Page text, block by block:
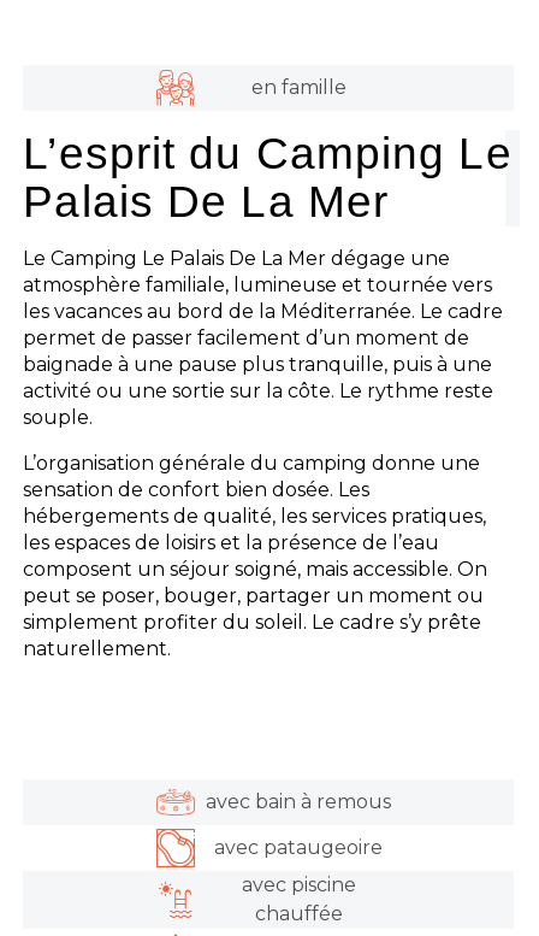
en famille
L’esprit du Camping Le
Palais De La Mer
Le Camping Le Palais De La Mer dégage une
atmosphère familiale, lumineuse et tournée vers
les vacances au bord de la Méditerranée. Le cadre
permet de passer facilement d’un moment de
baignade à une pause plus tranquille, puis à une
activité ou une sortie sur la côte. Le rythme reste
souple.
L’organisation générale du camping donne une
sensation de confort bien dosée. Les
hébergements de qualité, les services pratiques,
les espaces de loisirs et la présence de l’eau
composent un séjour soigné, mais accessible. On
peut se poser, bouger, partager un moment ou
simplement profiter du soleil. Le cadre s’y prête
naturellement.
avec bain à remous
avec pataugeoire
avec piscine
chauffée